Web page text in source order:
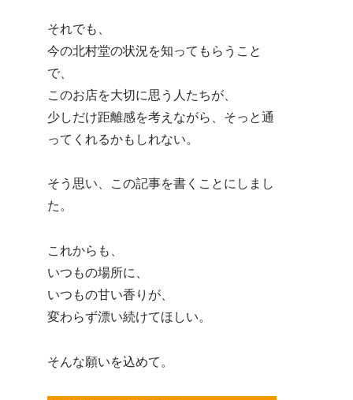
それでも、
今の北村堂の状況を知ってもらうこと
で、
このお店を大切に思う人たちが、
少しだけ距離感を考えながら、そっと通
ってくれるかもしれない。
そう思い、この記事を書くことにしまし
た。
これからも、
いつもの場所に、
いつもの甘い香りが、
変わらず漂い続けてほしい。
そんな願いを込めて。